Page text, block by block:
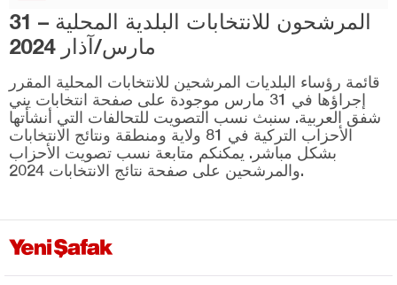
أغوزلار
أورطاكوي
سونغورلو
أوغرولو داغ
دينيزلي
دوزجا
أدرنة
المرشحون للانتخابات البلدية المحلية – 31
مارس/آذار 2024
قائمة رؤساء البلديات المرشحين للانتخابات المحلية المقرر
إجراؤها في 31 مارس موجودة على صفحة انتخابات يني
شفق العربية. سنبث نسب التصويت للتحالفات التي أنشأتها
الأحزاب التركية في 81 ولاية ومنطقة ونتائج الانتخابات
بشكل مباشر. يمكنكم متابعة نسب تصويت الأحزاب
والمرشحين على صفحة نتائج الانتخابات 2024.